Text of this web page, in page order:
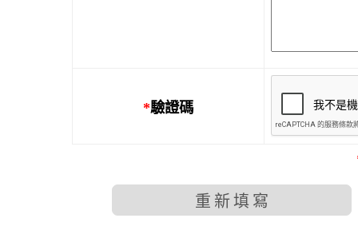
*驗證碼